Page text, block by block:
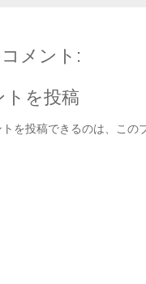
メント:
トを投稿
を投稿できるのは、この